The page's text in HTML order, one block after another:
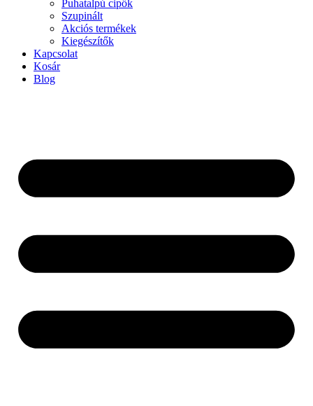
Puhatalpú cipők
Szupinált
Akciós termékek
Kiegészítők
Kapcsolat
Kosár
Blog